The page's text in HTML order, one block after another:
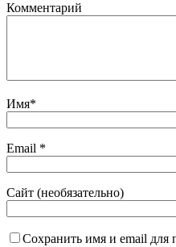
Комментарий
Имя*
Email *
Сайт (необязательно)
Сохранить имя и email для